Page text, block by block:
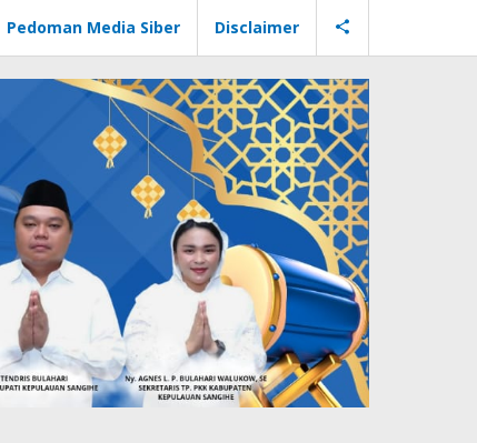
Pedoman Media Siber Disclaimer